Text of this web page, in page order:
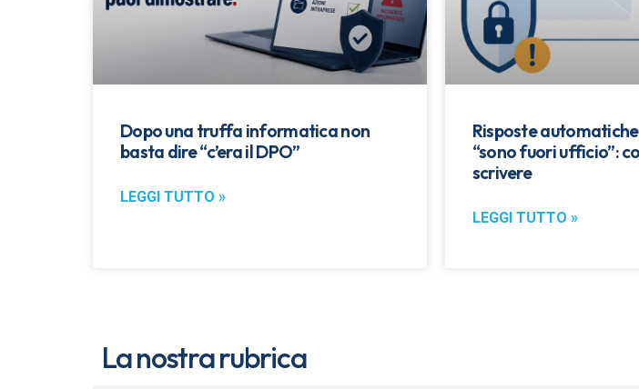
Dopo una truffa informatica non
basta dire “c’era il DPO”
LEGGI TUTTO »
Risposte
“sono fuori ufficio”:
scrivere
LEGGI TUTTO »
La nostra rubrica